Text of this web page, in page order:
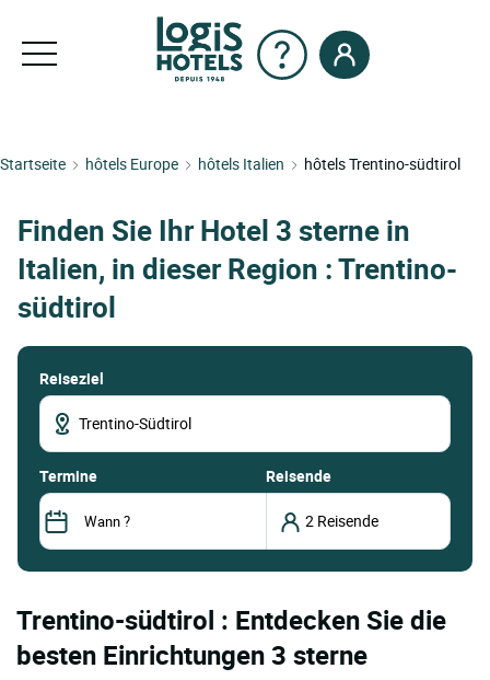
Startseite hôtels Europe hôtels Italien hôtels Trentino-südtirol
Finden Sie Ihr Hotel 3 sterne in
Italien, in dieser Region : Trentino-
südtirol
Reiseziel
termine Reisende
Trentino-südtirol : Entdecken Sie die
besten Einrichtungen 3 sterne